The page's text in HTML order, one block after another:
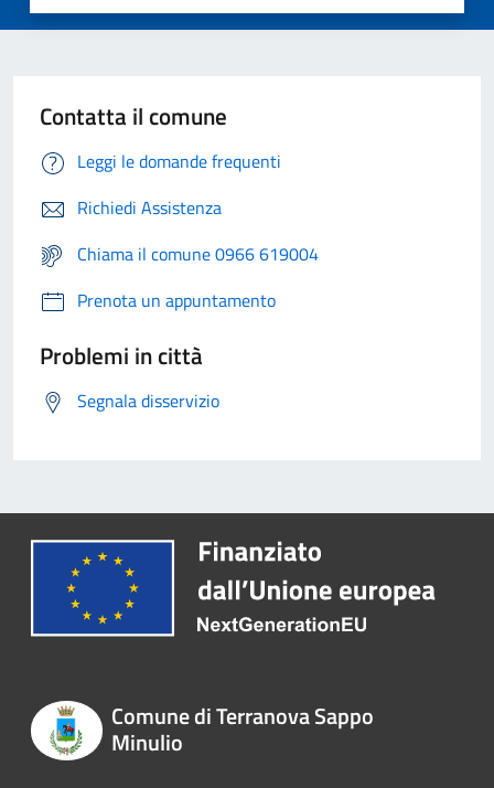
Contatta il comune
Leggi le domande frequenti
Richiedi Assistenza
Chiama il comune 0966 619004
Prenota un appuntamento
Problemi in città
Segnala disservizio
Comune di Terranova Sappo
Minulio